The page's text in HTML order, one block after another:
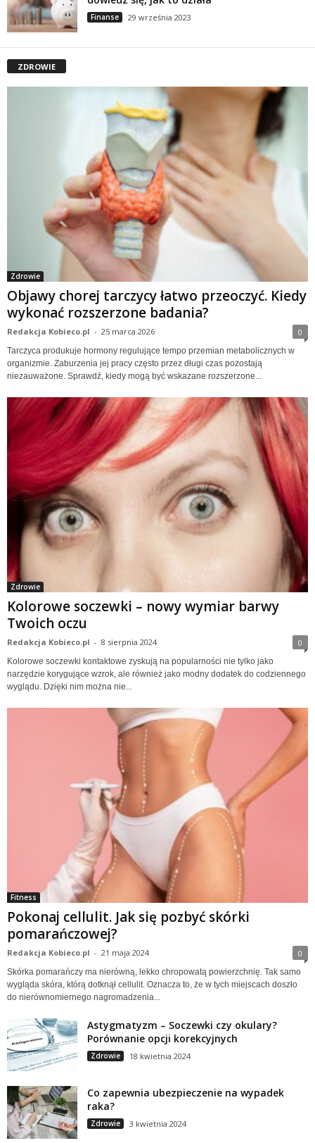
Finanse 29 września 2023
ZDROWIE
Zdrowie
Objawy chorej tarczycy łatwo przeoczyć. Kiedy
wykonać rozszerzone badania?
Redakcja Kobieco.pl - 25 marca 2026 0
Tarczyca produkuje hormony regulujące tempo przemian metabolicznych w
organizmie. Zaburzenia jej pracy często przez długi czas pozostają
niezauważone. Sprawdź, kiedy mogą być wskazane rozszerzone...
Zdrowie
Kolorowe soczewki – nowy wymiar barwy
Twoich oczu
Redakcja Kobieco.pl - 8 sierpnia 2024 0
Kolorowe soczewki kontaktowe zyskują na popularności nie tylko jako
narzędzie korygujące wzrok, ale również jako modny dodatek do codziennego
wyglądu. Dzięki nim można nie...
Fitness
Pokonaj cellulit. Jak się pozbyć skórki
pomarańczowej?
Redakcja Kobieco.pl - 21 maja 2024 0
Skórka pomarańczy ma nierówną, lekko chropowatą powierzchnię. Tak samo
wygląda skóra, którą dotknął cellulit. Oznacza to, że w tych miejscach doszło
do nierównomiernego nagromadzenia...
Astygmatyzm – Soczewki czy okulary?
Porównanie opcji korekcyjnych
Zdrowie 18 kwietnia 2024
Co zapewnia ubezpieczenie na wypadek
raka?
Zdrowie 3 kwietnia 2024